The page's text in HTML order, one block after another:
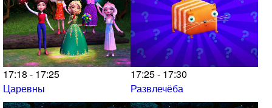
17:18 - 17:25
Царевны
17:25 - 17:30
Развлечёба